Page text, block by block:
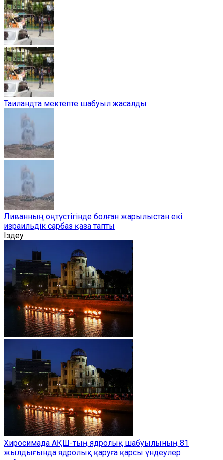
Таиландта мектепте шабуыл жасалды
Ливанның оңтүстігінде болған жарылыстан екі
израильдік сарбаз қаза тапты
Іздеу
Хиросимада АҚШ-тың ядролық шабуылының 81
жылдығында ядролық қаруға қарсы үндеулер